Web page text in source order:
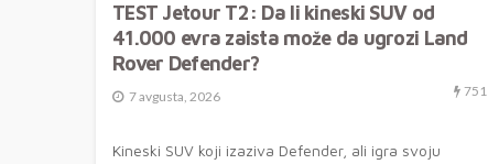
TEST Jetour T2: Da li kineski SUV od
41.000 evra zaista može da ugrozi Land
Rover Defender?
7 avgusta, 2026 751
Kineski SUV koji izaziva Defender, ali igra svoju